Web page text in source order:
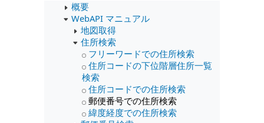
概要
WebAPI マニュアル
地図取得
住所検索
フリーワードでの住所検索
住所コードの下位階層住所一覧
検索
住所コードでの住所検索
郵便番号での住所検索
緯度経度での住所検索